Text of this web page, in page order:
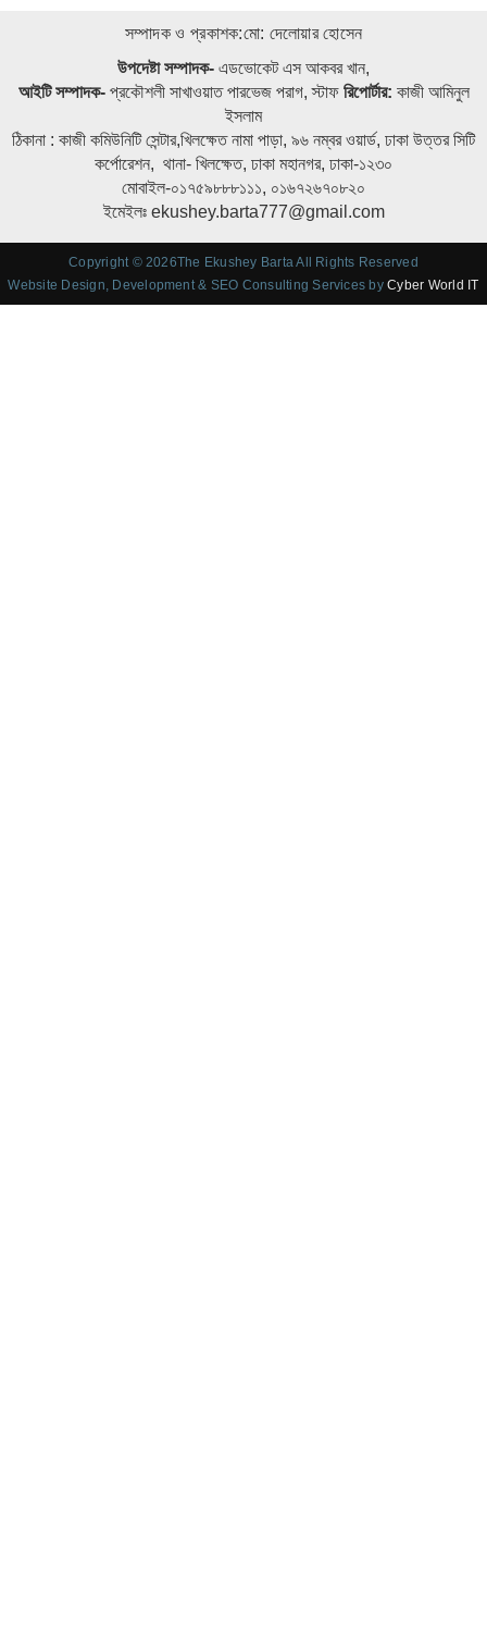
সম্পাদক ও প্রকাশক:মো: দেলোয়ার হোসেন
উপদেষ্টা সম্পাদক- এডভোকেট এস আকবর খান,
আইটি সম্পাদক-প্রকৌশলী সাখাওয়াত পারভেজ পরাগ, স্টাফ রিপোর্টার: কাজী আমিনুল
ইসলাম
ঠিকানা : কাজী কমিউনিটি সেন্টার,খিলক্ষেত নামা পাড়া, ৯৬ নম্বর ওয়ার্ড, ঢাকা উত্তর সিটি
কর্পোরেশন, থানা- খিলক্ষেত, ঢাকা মহানগর, ঢাকা-১২৩০
মোবাইল-০১৭৫৯৮৮৮১১১, ০১৬৭২৬৭০৮২০
ইমেইলঃ ekushey.barta777@gmail.com
Copyright © 2026The Ekushey Barta All Rights Reserved
Website Design, Development & SEO Consulting Services byCyber World IT